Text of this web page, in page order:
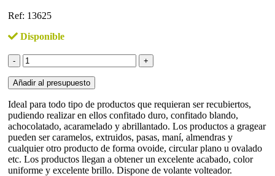
Ref: 13625
Disponible
Grageador
en
acero
inoxidable
1.200
litros
cantidad
Añadir al presupuesto
Ideal para todo tipo de productos que requieran ser recubiertos,
pudiendo realizar en ellos confitado duro, confitado blando,
achocolatado, acaramelado y abrillantado. Los productos a gragear
pueden ser caramelos, extruidos, pasas, maní, almendras y
cualquier otro producto de forma ovoide, circular plano u ovalado
etc. Los productos llegan a obtener un excelente acabado, color
uniforme y excelente brillo. Dispone de volante volteador.